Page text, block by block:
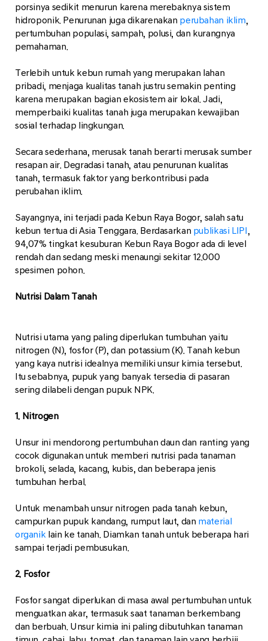
porsinya sedikit menurun karena merebaknya sistem
hidroponik. Penurunan juga dikarenakan perubahan iklim
pertumbuhan populasi, sampah, polusi, dan kurangnya
pemahaman.
Terlebih untuk kebun rumah yang merupakan lahan
pribadi, menjaga kualitas tanah justru semakin penting
karena merupakan bagian ekosistem air lokal. Jadi,
memperbaiki kualitas tanah juga merupakan kewajiban
sosial terhadap lingkungan.
Secara sederhana, merusak tanah berarti merusak sumber
resapan air. Degradasi tanah, atau penurunan kualitas
tanah, termasuk faktor yang berkontribusi pada
perubahan iklim.
Sayangnya, ini terjadi pada Kebun Raya Bogor, salah satu
kebun tertua di Asia Tenggara. Berdasarkan publikasi LIPI
94,07% tingkat kesuburan Kebun Raya Bogor ada di level
rendah dan sedang meski menaungi sekitar 12.000
spesimen pohon.
Nutrisi Dalam Tanah
Nutrisi utama yang paling diperlukan tumbuhan yaitu
nitrogen (N), fosfor (P), dan potassium (K). Tanah kebun
yang kaya nutrisi idealnya memiliki unsur kimia tersebut.
Itu sebabnya, pupuk yang banyak tersedia di pasaran
sering dilabeli dengan pupuk NPK.
1. Nitrogen
Unsur ini mendorong pertumbuhan daun dan ranting yang
cocok digunakan untuk memberi nutrisi pada tanaman
brokoli, selada, kacang, kubis, dan beberapa jenis
tumbuhan herbal.
Untuk menambah unsur nitrogen pada tanah kebun,
campurkan pupuk kandang, rumput laut, dan material
organik lain ke tanah. Diamkan tanah untuk beberapa hari
sampai terjadi pembusukan.
2. Fosfor
Fosfor sangat diperlukan di masa awal pertumbuhan untuk
menguatkan akar, termasuk saat tanaman berkembang
dan berbuah. Unsur kimia ini paling dibutuhkan tanaman